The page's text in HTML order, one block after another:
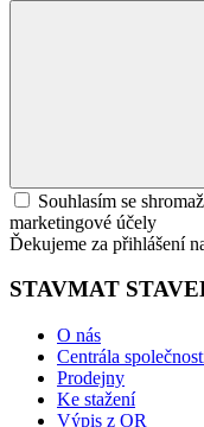
Souhlasím se
marketingové účely
Ďekujeme za přihlášení
STAVMAT
O nás
Centrála
Prodejny
Ke stažení
Výpis z OR